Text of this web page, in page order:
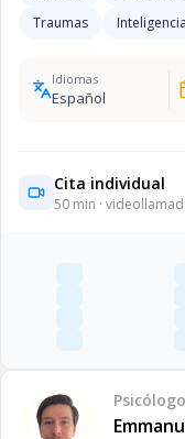
Traumas
Idiomas
Español
Cita individual
50 min ·
Psicólogo